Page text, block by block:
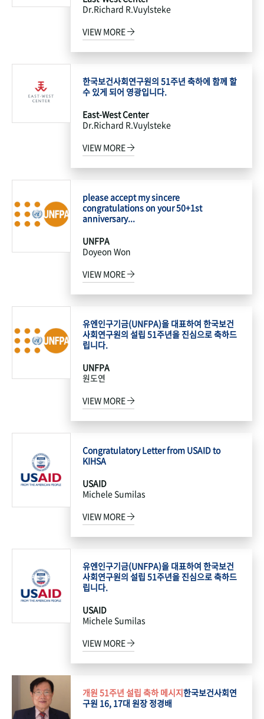
Dr.Richard R.Vuylsteke
VIEW MORE
한국보건사회연구원의 51주년 축하에 함께 할
수 있게 되어 영광입니다.
East-West Center
Dr.Richard R.Vuylsteke
VIEW MORE
please accept my sincere
congratulations on your 50+1st
anniversary...
UNFPA
Doyeon Won
VIEW MORE
유엔인구기금(UNFPA)을 대표하여 한국보건
사회연구원의 설립 51주년을 진심으로 축하드
립니다.
UNFPA
원도연
VIEW MORE
Congratulatory Letter from USAID to
KIHSA
USAID
Michele Sumilas
VIEW MORE
유엔인구기금(UNFPA)을 대표하여 한국보건
사회연구원의 설립 51주년을 진심으로 축하드
립니다.
USAID
Michele Sumilas
VIEW MORE
개원 51주년 설립 축하 메시지한국보건사회연
구원 16, 17대 원장 정경배